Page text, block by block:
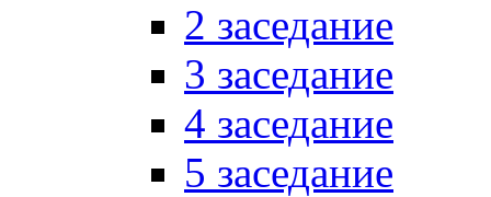
2 заседание
3 заседание
4 заседание
5 заседание